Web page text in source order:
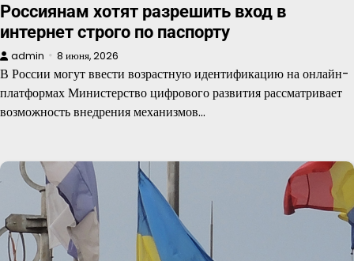
Россиянам хотят разрешить вход в
интернет строго по паспорту
admin 8 июня, 2026
В России могут ввести возрастную идентификацию на онлайн-
платформах Министерство цифрового развития рассматривает
возможность внедрения механизмов…